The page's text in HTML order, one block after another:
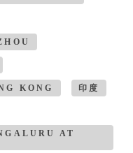
KONG 印度
AT